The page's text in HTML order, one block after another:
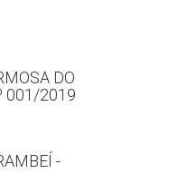
DO
001/2019
-